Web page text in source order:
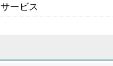
ービス